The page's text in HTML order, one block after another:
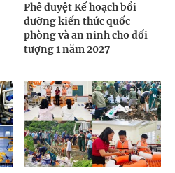
Phê duyệt Kế hoạch bồi
dưỡng kiến thức quốc
phòng và an ninh cho đối
tượng 1 năm 2027